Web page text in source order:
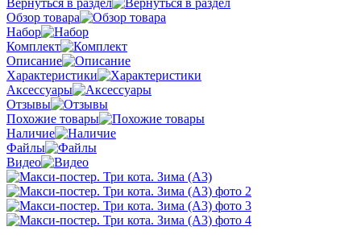
Обзор товара
Набор
Комплект
Описание
Характеристики
Аксессуары
Отзывы
Похожие товары
Наличие
Файлы
Видео